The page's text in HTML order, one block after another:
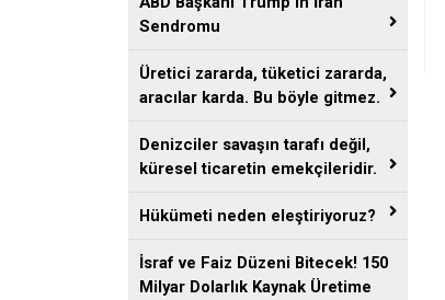
Sendromu
Üretici zararda, tüketici zararda,
aracılar karda. Bu böyle gitmez.
Denizciler savaşın tarafı değil,
küresel ticaretin emekçileridir.
Hükümeti neden eleştiriyoruz?
İsraf ve Faiz Düzeni Bitecek! 150
Milyar Dolarlık Kaynak Üretime